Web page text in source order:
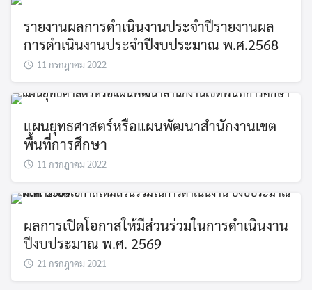
รายงานผลการดำเนินงานประจำปีรายงานผล
การดำเนินงานประจำปีงบประมาณ พ.ศ.2568
11 กรกฎาคม 2022
แผนยุทธศาสตร์หรือแผนพัฒนาสำนักงานเขต
พื้นที่การศึกษา
11 กรกฎาคม 2022
ผลการเปิดโอกาสให้มีส่วนร่วมในการดำเนินงาน
ปีงบประมาณ พ.ศ. 2569
21 กรกฎาคม 2021